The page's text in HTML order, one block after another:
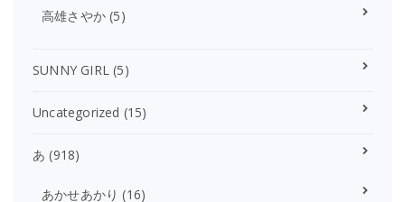
高雄さやか (5)
SUNNY GIRL (5)
Uncategorized (15)
あ (918)
あかせあかり (16)